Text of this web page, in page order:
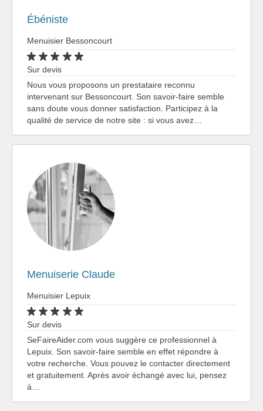
Ébéniste
Menuisier Bessoncourt
Sur devis
Nous vous proposons un prestataire reconnu
intervenant sur Bessoncourt. Son savoir-faire semble
sans doute vous donner satisfaction. Participez à la
qualité de service de notre site : si vous avez…
Menuiserie Claude
Menuisier Lepuix
Sur devis
SeFaireAider.com vous suggère ce professionnel à
Lepuix. Son savoir-faire semble en effet répondre à
votre recherche. Vous pouvez le contacter directement
et gratuitement. Après avoir échangé avec lui, pensez
à…